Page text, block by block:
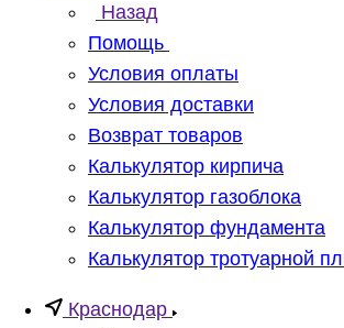
Назад
Помощь
Условия оплаты
Условия доставки
Возврат товаров
Калькулятор кирпича
Калькулятор газоблока
Калькулятор фундамента
Калькулятор тротуарной
Краснодар